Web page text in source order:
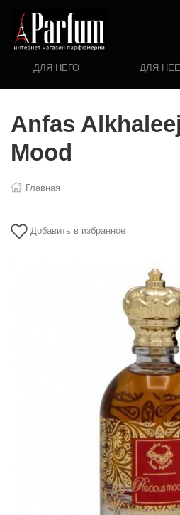
ДЛЯ НЕГО ДЛЯ НЕЁ
Anfas
Mood
Главная
Добавить в избранное